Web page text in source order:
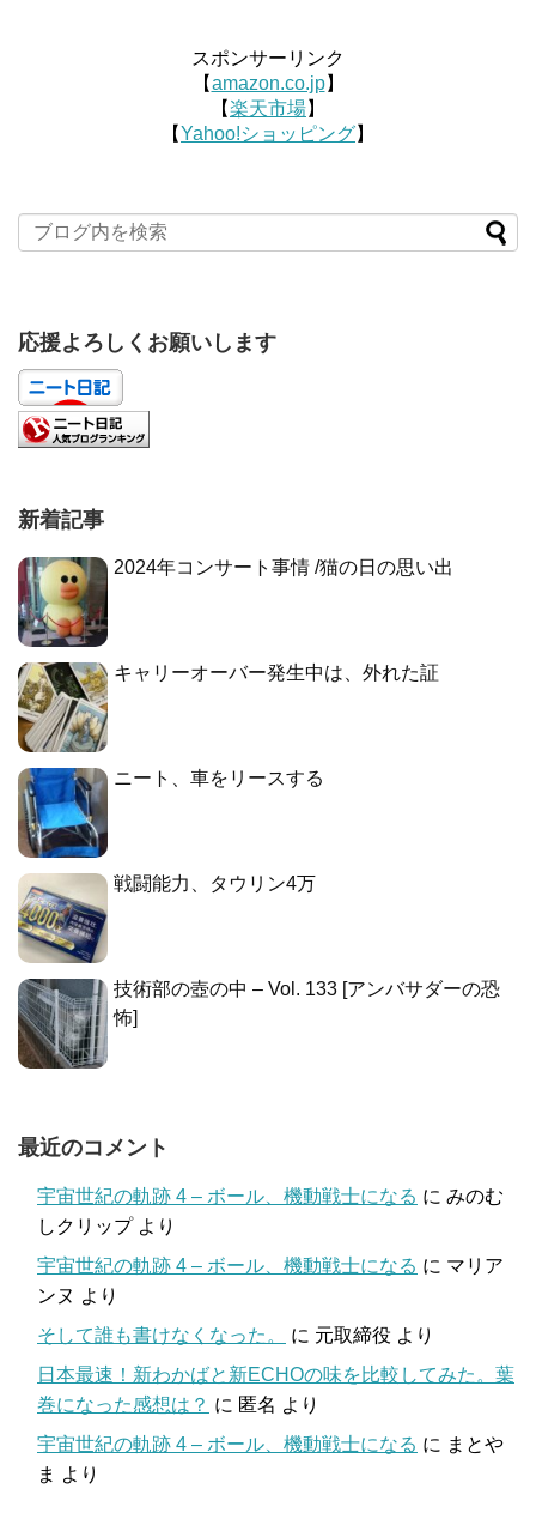
スポンサーリンク
【amazon.co.jp】
【楽天市場】
【Yahoo!ショッピング】
応援よろしくお願いします
新着記事
2024年コンサート事情 /猫の日の思い出
キャリーオーバー発生中は、外れた証
ニート、車をリースする
戦闘能力、タウリン4万
技術部の壺の中 – Vol. 133 [アンバサダーの恐
怖]
最近のコメント
宇宙世紀の軌跡 4 – ボール、機動戦士になる に みのむ
しクリップより
宇宙世紀の軌跡 4 – ボール、機動戦士になる に マリア
ンヌ より
そして誰も書けなくなった。
に 元取締役 より
日本最速！新わかばと新ECHOの味を比較してみた。葉
巻になった感想は？ に 匿名 より
宇宙世紀の軌跡 4 – ボール、機動戦士になる に まとや
ま より